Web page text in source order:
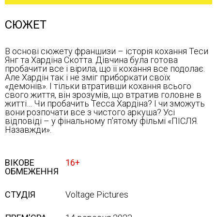
СЮЖЕТ
В основі сюжету франшизи – історія кохання Теси
Янг та Хардіна Скотта. Дівчина була готова
пробачити все і вірила, що її кохання все подолає.
Але Хардін так і не зміг приборкати своїх
«демонів». І тільки втративши кохання всього
свого життя, він зрозумів, що втратив головне в
житті… Чи пробачить Тесса Хардіна? І чи зможуть
вони розпочати все з чистого аркуша? Усі
відповіді – у фінальному п'ятому фільмі «ПІСЛЯ.
Назавжди».
ВІКОВЕ
ОБМЕЖЕННЯ
16+
СТУДІЯ Voltage Pictures